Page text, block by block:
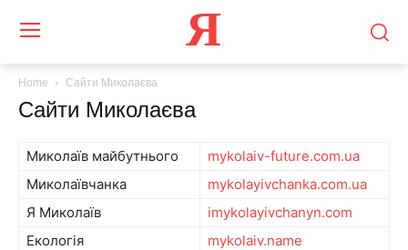
Я
Home Сайти Миколаєва
Сайти Миколаєва
Миколаїв майбутнього
mykolaiv-future.com.ua
Миколаївчанка
mykolayivchanka.com.ua
Я Миколаїв
imykolayivchanyn.com
Екологія
mykolaiv.name